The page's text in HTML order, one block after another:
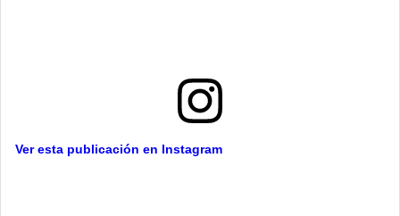
Ver esta publicación en Instagram